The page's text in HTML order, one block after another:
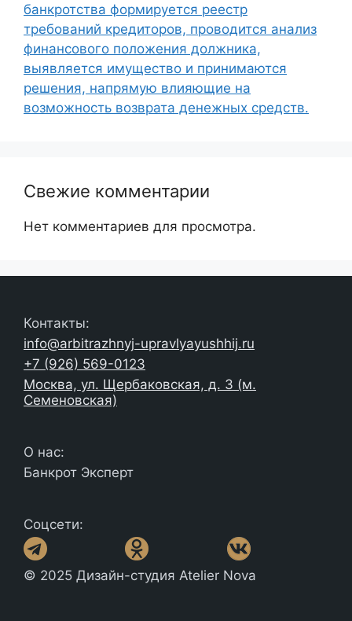
банкротства формируется реестр
требований кредиторов, проводится анализ
финансового положения должника,
выявляется имущество и принимаются
решения, напрямую влияющие на
возможность возврата денежных средств.
Свежие комментарии
Нет комментариев для просмотра.
Контакты:
info@arbitrazhnyj-upravlyayushhij.ru
+7 (926) 569-0123
Москва, ул. Щербаковская, д. 3 (м.
Семеновская)
О нас:
Банкрот Эксперт
Соцсети:
© 2025 Дизайн-студия Atelier Nova